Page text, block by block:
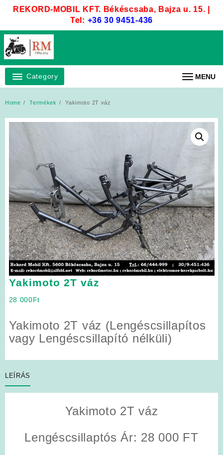
REKORD-MOBIL KFT. Békéscsaba, Bajza u. 15. |
Tel: +36 30 9451-436
Category MENU
Home Termékek Yakimoto 2T váz
Yakimoto 2T váz
28 000Ft
Yakimoto 2T váz (Lengéscsillapítos
vagy Lengéscsillapító nélküli)
LEÍRÁS
Yakimoto 2T váz
Lengéscsillaptós Ár: 28 000 FT